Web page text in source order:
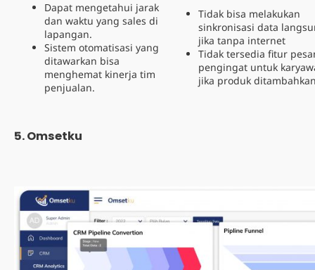
Dapat mengetahui jarak
dan waktu yang sales di
lapangan.
Sistem otomatisasi yang
ditawarkan bisa
menghemat kinerja tim
penjualan.
Tidak bisa melakukan
sinkronisasi data
jika tanpa internet
Tidak tersedia fitur
pengingat untuk
jika produk
5. Omsetku